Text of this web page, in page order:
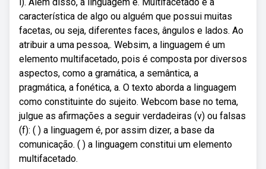
característica de algo ou alguém que possui muitas
facetas, ou seja, diferentes faces, ângulos e lados. Ao
atribuir a uma pessoa,. Websim, a linguagem é um
elemento multifacetado, pois é composta por diversos
aspectos, como a gramática, a semântica, a
pragmática, a fonética, a. O texto aborda a linguagem
como constituinte do sujeito. Webcom base no tema,
julgue as afirmações a seguir verdadeiras (v) ou falsas
(f): ( ) a linguagem é, por assim dizer, a base da
comunicação. ( ) a linguagem constitui um elemento
multifacetado.